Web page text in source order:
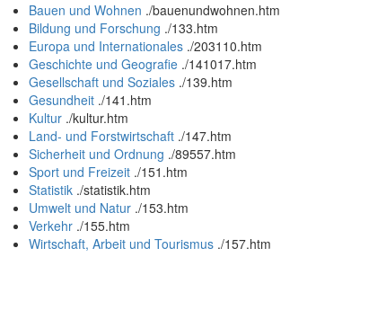
Bauen und Wohnen ./bauenundwohnen.htm
Bildung und Forschung ./133.htm
Europa und Internationales ./203110.htm
Geschichte und Geografie ./141017.htm
Gesellschaft und Soziales ./139.htm
Gesundheit ./141.htm
Kultur ./kultur.htm
Land- und Forstwirtschaft ./147.htm
Sicherheit und Ordnung ./89557.htm
Sport und Freizeit ./151.htm
Statistik ./statistik.htm
Umwelt und Natur ./153.htm
Verkehr ./155.htm
Wirtschaft, Arbeit und Tourismus ./157.htm